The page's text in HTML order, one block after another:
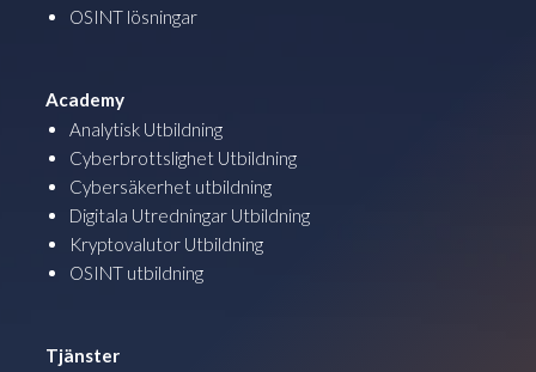
OSINT lösningar
Academy
Analytisk Utbildning
Cyberbrottslighet Utbildning
Cybersäkerhet utbildning
Digitala Utredningar Utbildning
Kryptovalutor Utbildning
OSINT utbildning
Tjänster